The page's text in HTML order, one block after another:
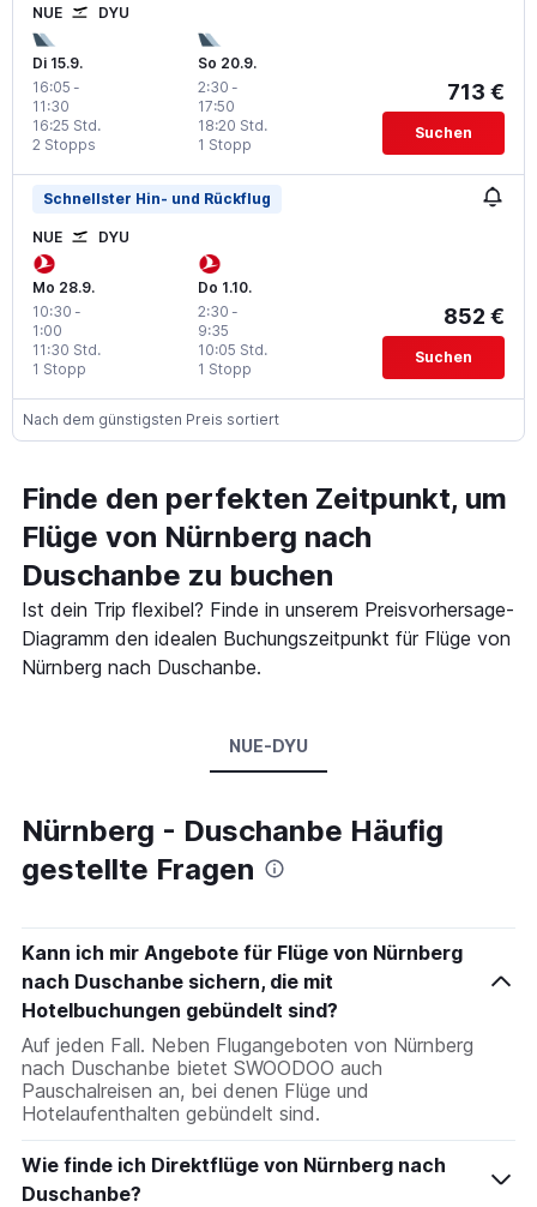
NUE DYU
Di 15.9.
16:05 -
11:30
2 Stopps
16:25 Std.
So 20.9.
2:30 -
17:50
1 Stopp
18:20 Std.
713 €
Suchen
Schnellster Hin- und Rückflug
NUE DYU
Mo 28.9.
10:30 -
1:00
1 Stopp
11:30 Std.
Do 1.10.
2:30 -
9:35
1 Stopp
10:05 Std.
852 €
Suchen
Nach dem günstigsten Preis sortiert
Finde den perfekten Zeitpunkt, um
Flüge von Nürnberg nach
Duschanbe zu buchen
Ist dein Trip flexibel? Finde in unserem Preisvorhersage-
Diagramm den idealen Buchungszeitpunkt für Flüge von
Nürnberg nach Duschanbe.
NUE-DYU
Nürnberg - Duschanbe Häufig
gestellte Fragen
Kann ich mir Angebote für Flüge von Nürnberg
nach Duschanbe sichern, die mit
Hotelbuchungen gebündelt sind?
Auf jeden Fall. Neben Flugangeboten von Nürnberg
nach Duschanbe bietet SWOODOO auch
Pauschalreisen an, bei denen Flüge und
Hotelaufenthalten gebündelt sind.
Wie finde ich Direktflüge von Nürnberg nach
Duschanbe?